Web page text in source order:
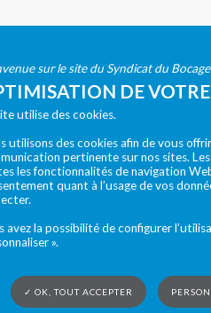
sur le site du Syndicat du
DE VOTRE
utilise des cookies.
utilisons des cookies afin de vous
pertinente sur nos sites.
les fonctionnalités de navigation
quant à l’usage de vos
avez la possibilité de configurer
».
✓ OK, TOUT ACCEPTER